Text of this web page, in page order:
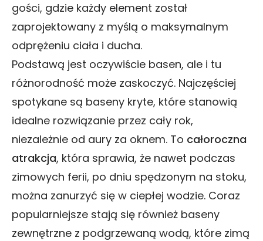
gości, gdzie każdy element został
zaprojektowany z myślą o maksymalnym
odprężeniu ciała i ducha.
Podstawą jest oczywiście basen, ale i tu
różnorodność może zaskoczyć. Najczęściej
spotykane są baseny kryte, które stanowią
idealne rozwiązanie przez cały rok,
niezależnie od aury za oknem. To całoroczna
atrakcja, która sprawia, że nawet podczas
zimowych ferii, po dniu spędzonym na stoku,
można zanurzyć się w ciepłej wodzie. Coraz
popularniejsze stają się również baseny
zewnętrzne z podgrzewaną wodą, które zimą